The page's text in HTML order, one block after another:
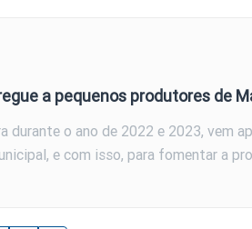
a pequenos produtores de
durante o ano de 2022 e 2023, vem
e com isso, para fomentar a